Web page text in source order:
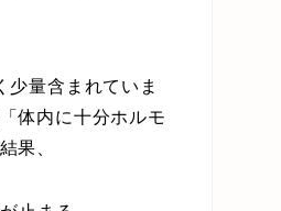
少量含まれていま
体内に十分ホルモ
果、